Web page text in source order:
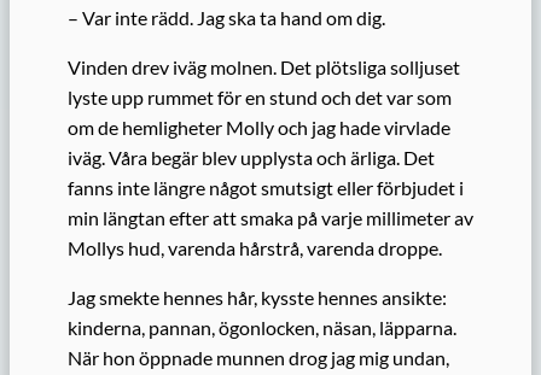
– Var inte rädd. Jag ska ta hand om dig.
Vinden drev iväg molnen. Det plötsliga solljuset
lyste upp rummet för en stund och det var som
om de hemligheter Molly och jag hade virvlade
iväg. Våra begär blev upplysta och ärliga. Det
fanns inte längre något smutsigt eller förbjudet i
min längtan efter att smaka på varje millimeter av
Mollys hud, varenda hårstrå, varenda droppe.
Jag smekte hennes hår, kysste hennes ansikte:
kinderna, pannan, ögonlocken, näsan, läpparna.
När hon öppnade munnen drog jag mig undan,